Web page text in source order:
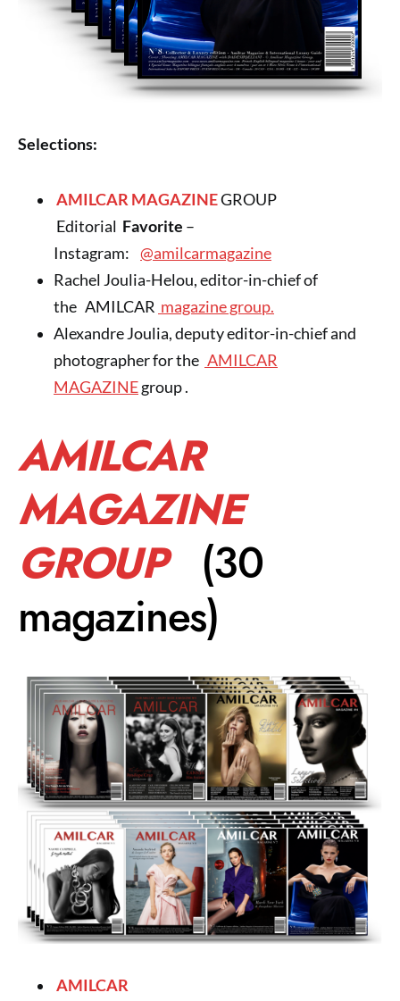
Selections:
AMILCAR MAGAZINEGROUP
Editorial Favorite –
Instagram: @amilcarmagazine
Rachel Joulia-Helou, editor-in-chief of
the AMILCAR magazine group.
Alexandre Joulia, deputy editor-in-chief and
photographer for the AMILCAR
MAGAZINEgroup .
AMILCAR
MAGAZINE
GROUP
(30
magazines)
AMILCAR